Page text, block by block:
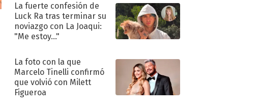
La fuerte confesión de
Luck Ra tras terminar su
noviazgo con La Joaqui:
"Me estoy..."
La foto con la que
Marcelo Tinelli confirmó
que volvió con Milett
Figueroa